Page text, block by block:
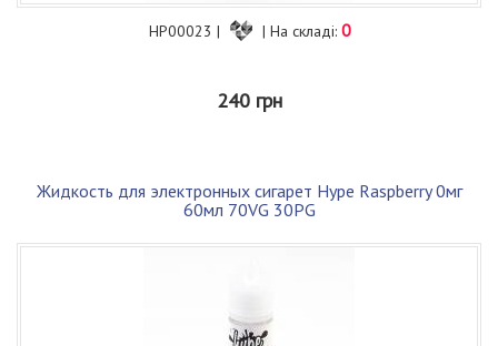
HP00023 | | На складі: 0
240 грн
Жидкость для электронных сигарет Hype Raspberry 0мг
60мл 70VG 30PG